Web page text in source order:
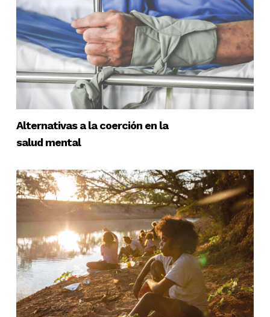
Alternativas a la coerción en la
salud mental